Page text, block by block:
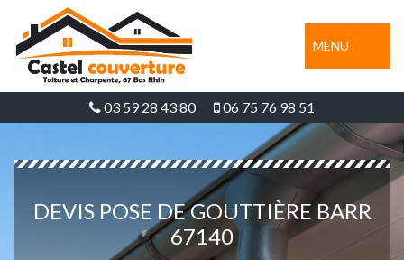
MENU
03 59 28 43 80 06 75 76 98 51
DEVIS POSE DE GOUTTIÈRE BARR
67140